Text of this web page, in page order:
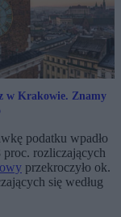
w Krakowie. Znamy
podatku wpadło
rozliczających
przekroczyło ok.
się według